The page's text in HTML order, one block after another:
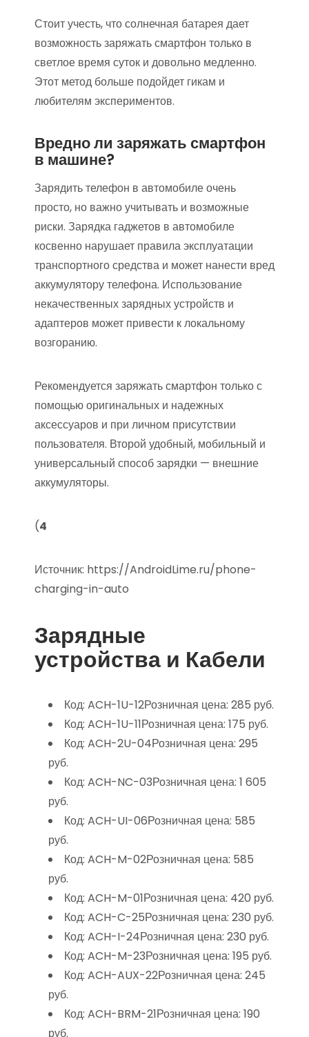
Стоит учесть, что солнечная батарея дает
возможность заряжать смартфон только в
светлое время суток и довольно медленно.
Этот метод больше подойдет гикам и
любителям экспериментов.
Вредно ли заряжать смартфон
в машине?
Зарядить телефон в автомобиле очень
просто, но важно учитывать и возможные
риски. Зарядка гаджетов в автомобиле
косвенно нарушает правила эксплуатации
транспортного средства и может нанести вред
аккумулятору телефона. Использование
некачественных зарядных устройств и
адаптеров может привести к локальному
возгоранию.
Рекомендуется заряжать смартфон только с
помощью оригинальных и надежных
аксессуаров и при личном присутствии
пользователя. Второй удобный, мобильный и
универсальный способ зарядки — внешние
аккумуляторы.
(4
Источник: https://AndroidLime.ru/phone-
charging-in-auto
Зарядные
устройства и Кабели
Код: ACH-1U-12Розничная цена: 285 руб.
Код: ACH-1U-11Розничная цена: 175 руб.
Код: ACH-2U-04Розничная цена: 295
руб.
Код: ACH-NC-03Розничная цена: 1 605
руб.
Код: ACH-UI-06Розничная цена: 585
руб.
Код: ACH-M-02Розничная цена: 585
руб.
Код: ACH-M-01Розничная цена: 420 руб.
Код: ACH-C-25Розничная цена: 230 руб.
Код: ACH-I-24Розничная цена: 230 руб.
Код: ACH-M-23Розничная цена: 195 руб.
Код: ACH-AUX-22Розничная цена: 245
руб.
Код: ACH-BRM-21Розничная цена: 190
руб.